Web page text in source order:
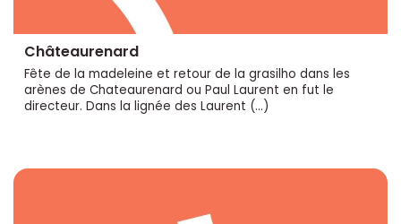
Châteaurenard
Fête de la madeleine et retour de la grasilho dans les
arènes de Chateaurenard ou Paul Laurent en fut le
directeur. Dans la lignée des Laurent (…)